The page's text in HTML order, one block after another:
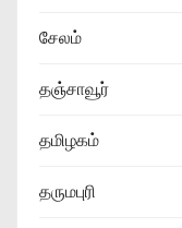
சேலம்
தஞ்சாவூர்
தமிழகம்
தருமபுரி